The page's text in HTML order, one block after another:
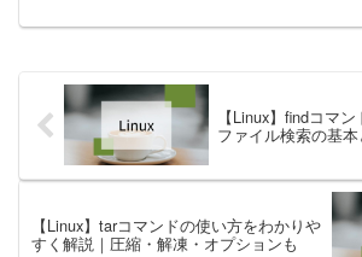
【Linux】findコマ
ファイル検索の基
【Linux】tarコマンドの使い方をわかりや
すく解説｜圧縮・解凍・オプションも